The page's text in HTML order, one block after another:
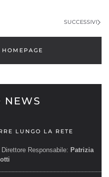
SUCCESSIVI
NEWS
LUNGO LA RETE
Responsabile: Patrizia